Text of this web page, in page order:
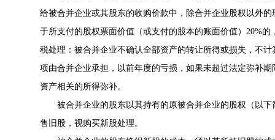
给被合并企业或其股东的收购价款中，除合并企业股权以外
于所支付的股权票面价值（或支付的股本的账面价值）20%
税处理：被合并企业不确认全部资产的转让所得或损失，不
项由合并企业承担，以前年度的亏损，如果未超过法定弥补
资产相关的所得弥补。
被合并企业的股东以其持有的原被合并企业的股权（以下
售旧股，视购买新股处理。